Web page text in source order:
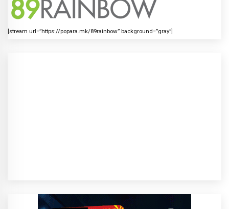
[stream url=”https://popara.mk/89rainbow” background=”gray”]